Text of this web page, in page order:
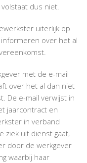
dus niet.
uiterlijk op
over het al
met de e-mail
over het al dan niet
De e-mail verwijst in
jaarcontract en
in verband
ziek uit dienst gaat,
door de werkgever
waarbij haar